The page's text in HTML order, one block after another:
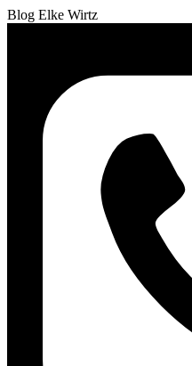
Blog Elke Wirtz